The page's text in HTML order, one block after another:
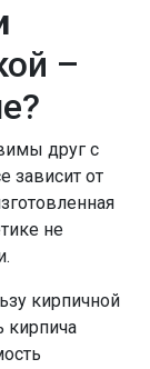
–
друг с
зависит от
не
кирпичной
кирпича